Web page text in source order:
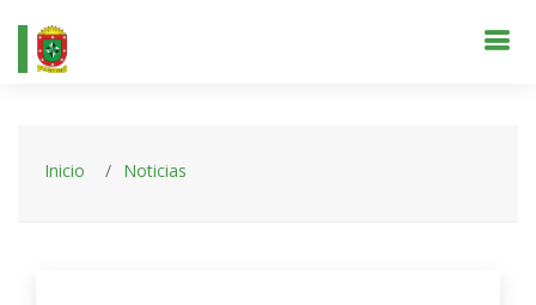
Inicio Noticias